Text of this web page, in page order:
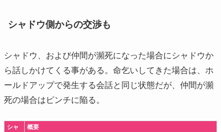
シャドウ側からの交渉も
シャドウ、および仲間が瀕死になった場合にシャドウか
ら話しかけてくる事がある。命乞いしてきた場合は、ホ
ールドアップで発生する会話と同じ状態だが、仲間が瀕
死の場合はピンチに陥る。
シャ
概要